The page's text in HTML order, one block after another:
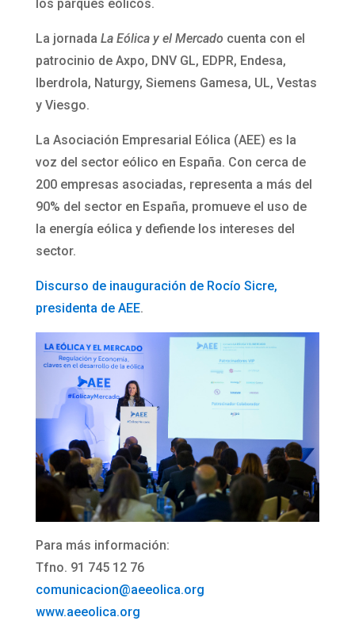
los parques eólicos.
La jornada La Eólica y el Mercado cuenta con el
patrocinio de Axpo, DNV GL, EDPR, Endesa,
Iberdrola, Naturgy, Siemens Gamesa, UL, Vestas
y Viesgo.
La Asociación Empresarial Eólica (AEE) es la
voz del sector eólico en España. Con cerca de
200 empresas asociadas, representa a más del
90% del sector en España, promueve el uso de
la energía eólica y defiende los intereses del
sector.
Discurso de inauguración de Rocío Sicre,
presidenta de AEE.
Para más información:
Tfno. 91 745 12 76
comunicacion@aeeolica.org
www.aeeolica.org